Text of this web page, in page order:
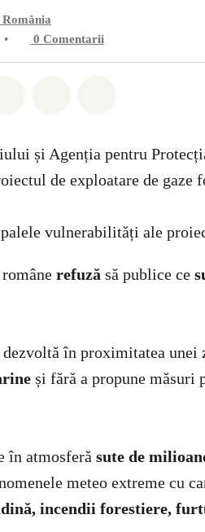
România
• 0 Comentarii
și Agenția pentru
de exploatare de gaze
vulnerabilități ale
refuză să publice ce
în proximitatea unei
și fără a propune măsuri
în atmosferă sute de
meteo extreme cu
incendii forestiere,